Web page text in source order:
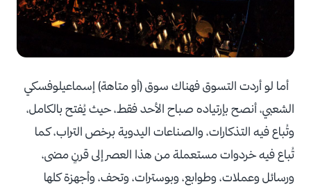
أما لو أردت التسوق فهناك سوق (أو متاهة) إسماعيلوفسكي
الشعبي، أنصح بإرتياده صباح الأحد فقط، حيث يُفتح بالكامل،
وتُباع فيه التذكارات، والصناعات اليدوية برخص التراب، كما
تُباع فيه خردوات مستعملة من هذا العصر إلى قرنٍ مضى،
ورسائل وعملات، وطوابع، وبوسترات، وتحف، وأجهزة كلها